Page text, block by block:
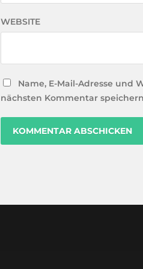
WEBSITE
Name, E-Mail-Adresse und
nächsten Kommentar